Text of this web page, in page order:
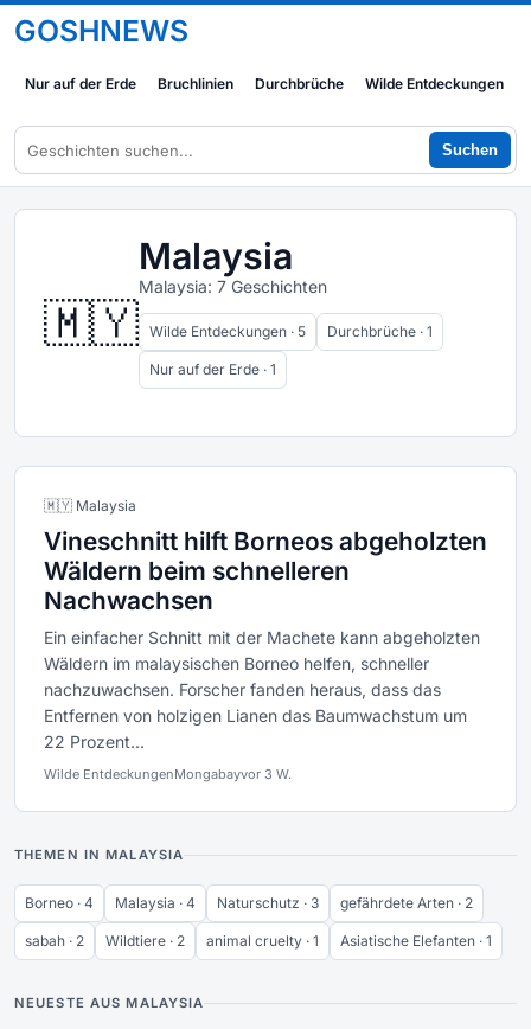
GOSHNEWS
Nur auf der Erde Bruchlinien Durchbrüche Wilde Entdeckungen
Suchen
🇲🇾
Malaysia
Malaysia: 7 Geschichten
Wilde Entdeckungen · 5 Durchbrüche · 1
Nur auf der Erde · 1
🇲🇾 Malaysia
Vineschnitt hilft Borneos abgeholzten
Wäldern beim schnelleren
Nachwachsen
Ein einfacher Schnitt mit der Machete kann abgeholzten
Wäldern im malaysischen Borneo helfen, schneller
nachzuwachsen. Forscher fanden heraus, dass das
Entfernen von holzigen Lianen das Baumwachstum um
22 Prozent...
Wilde EntdeckungenMongabayvor 3 W.
THEMEN IN MALAYSIA
Borneo · 4 Malaysia · 4 Naturschutz · 3 gefährdete Arten · 2
sabah · 2 Wildtiere · 2 animal cruelty · 1 Asiatische Elefanten · 1
NEUESTE AUS MALAYSIA